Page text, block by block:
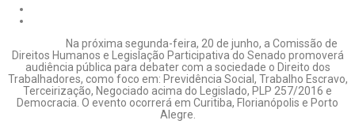
Na próxima segunda-feira, 20 de junho, a Comissão de
Direitos Humanos e Legislação Participativa do Senado promoverá
audiência pública para debater com a sociedade o Direito dos
Trabalhadores, como foco em: Previdência Social, Trabalho Escravo,
Terceirização, Negociado acima do Legislado, PLP 257/2016 e
Democracia. O evento ocorrerá em Curitiba, Florianópolis e Porto
Alegre.